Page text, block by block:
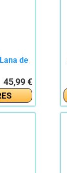
de
45,99 €